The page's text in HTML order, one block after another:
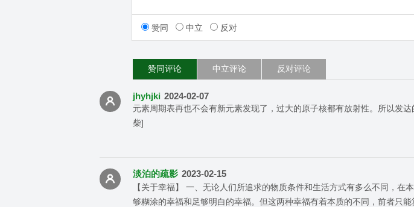
赞同 中立 反对
赞同评论 中立评论 反对评论
jhyhjki 2024-02-07
元素周期表再也不会有新元素发现了，过大的原子核都有放射性。所以发
柴]
淡泊的疏影 2023-02-15
【关于幸福】 一、无论人们所追求的物质条件和生活方式有多么不同，在
够糊涂的幸福和足够明白的幸福。但这两种幸福有着本质的不同，前者只